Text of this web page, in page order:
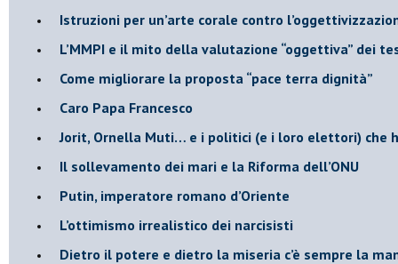
Istruzioni per un’arte corale contro
​L’MMPI e il mito della valutazione “oggettiva” dei
Come migliorare la proposta “pace terra dignità”
Caro Papa Francesco
​Jorit, Ornella Muti… e i politici (e i loro elettori) che
​Il sollevamento dei mari e la Riforma dell’ONU
Putin, imperatore romano d’Oriente
​L’ottimismo irrealistico dei narcisisti
​Dietro il potere e dietro la miseria c’è sempre la